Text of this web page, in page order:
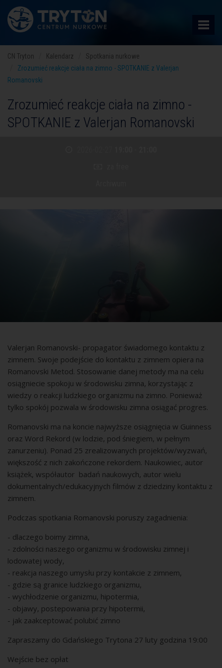
CN Tryton Kalendarz
Spotkania nurkowe
Zrozumieć reakcje ciała na zimno - SPOTKANIE z Valerjan
Romanovski
Zrozumieć reakcje ciała na zimno -
SPOTKANIE z Valerjan Romanovski
Valerjan Romanovski- propagator świadomego kontaktu z
zimnem. Swoje podejście do kontaktu z zimnem opiera na
Romanovski Metod. Stosowanie danej metody ma na celu
osiągniecie spokoju w środowisku zimna, korzystając z
wiedzy o reakcji ludzkiego organizmu na zimno. Ponieważ
tylko spokój pozwala w środowisku zimna osiągać progres.
Romanovski ma na koncie najwyższe osiągnięcia w Guinness
oraz Word Rekord (w lodzie, pod śniegiem, w pełnym
zanurzeniu). Ponad 25 zrealizowanych projektów/wyzwań,
większość z nich zakończone rekordem. Naukowiec, autor
książek, współautor badań naukowych, autor wielu
dokumentalnych/edukacyjnych filmów z dziedziny kontaktu z
zimnem.
Podczas spotkania Romanovski poruszy zagadnienia:
- dlaczego boimy zimna,
- zdolności naszego organizmu w środowisku zimnej i
lodowatej wody,
- reakcja naszego umysłu przy kontakcie z zimnem,
- gdzie są granice ludzkiego organizmu,
- wychłodzenie organizmu, hipotermia,
- objawy, postepowania przy hipotermii,
- jak zaakceptować polubić zimno
Zapraszamy do Gdańskiego Trytona 27 luty godzina 19:00
Wejście bez opłat